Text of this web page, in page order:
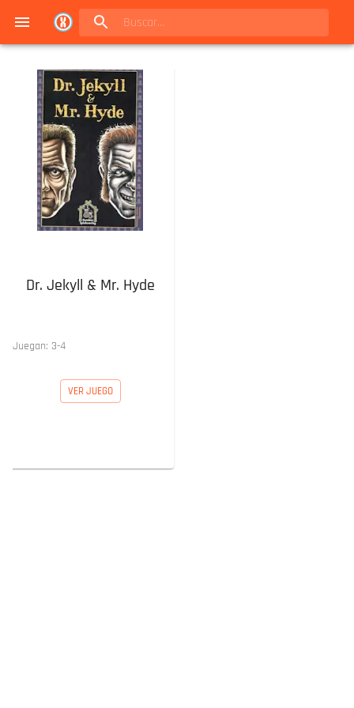
Dr. Jekyll & Mr. Hyde
Juegan: 3-4
VER JUEGO
Navigated to Juegos de mesa en Buenos Aires | Conexión Berlín - Catálogo